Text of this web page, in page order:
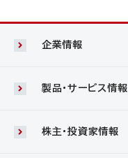
企業情報
製品・サービス情報
株主・投資家情報